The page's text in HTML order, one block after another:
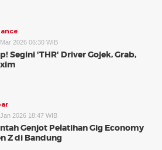
2026 06:30 WIB
Segini 'THR' Driver Gojek, Grab,
2026 18:47 WIB
Genjot Pelatihan Gig Economy
Z di Bandung